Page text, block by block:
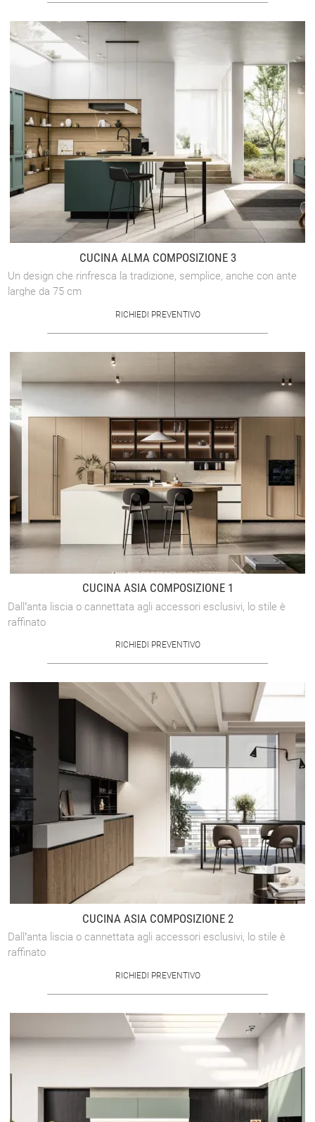
CUCINA ALMA COMPOSIZIONE 3
Un design che rinfresca la tradizione, semplice, anche con ante
larghe da 75 cm
RICHIEDI PREVENTIVO
CUCINA ASIA COMPOSIZIONE 1
Dall’anta liscia o cannettata agli accessori esclusivi, lo stile è
raffinato
RICHIEDI PREVENTIVO
CUCINA ASIA COMPOSIZIONE 2
Dall’anta liscia o cannettata agli accessori esclusivi, lo stile è
raffinato
RICHIEDI PREVENTIVO